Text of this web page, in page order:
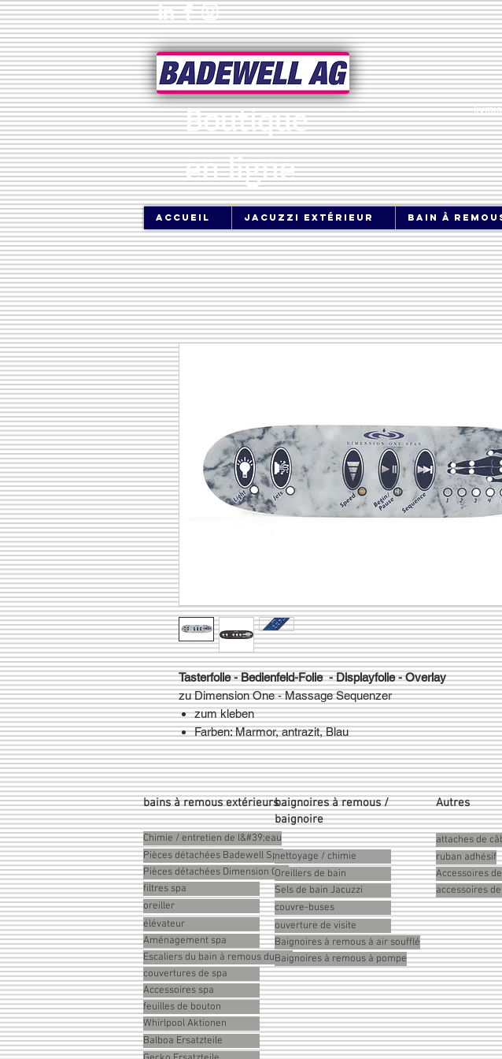
Boutique
en ligne
Accueil jacuzzi extérieur bain à
Tasterfolie - Bedienfeld-Folie - Displayfolie - Overlay
zu Dimension One - Massage Sequenzer
zum kleben
Farben: Marmor, antrazit, Blau
bains à remous extérieurs
Chimie / entretien de l&#39;eau
Pièces détachées Badewell Spa
Pièces détachées Dimension One
filtres spa
oreiller
élévateur
Aménagement spa
Escaliers du bain à remous du spa
couvertures de spa
Accessoires spa
feuilles de bouton
Whirlpool Aktionen
Balboa Ersatzteile
baignoires à remous /
baignoire
nettoyage / chimie
Oreillers de bain
Sels de bain Jacuzzi
couvre-buses
ouverture de visite
Baignoires à remous à air soufflé
Baignoires à remous à pompe
Autres
attaches de
ruban adhésif
Accessoires
accessoires